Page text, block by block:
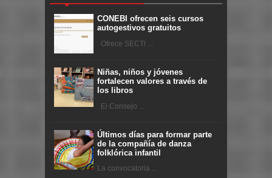
CONEBI ofrecen seis cursos
autogestivos gratuitos
Ofrece SECTI ...
Niñas, niños y jóvenes
fortalecen valores a través de
los libros
El Consejo ...
Últimos días para formar parte
de la compañía de danza
folklórica infantil
La convocatoria ...